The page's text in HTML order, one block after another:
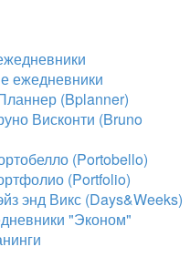
ежедневники
(Bplanner)
Висконти (Bruno
(Portobello)
(Portfolio)
энд Викс (Days&Weeks)
"Эконом"